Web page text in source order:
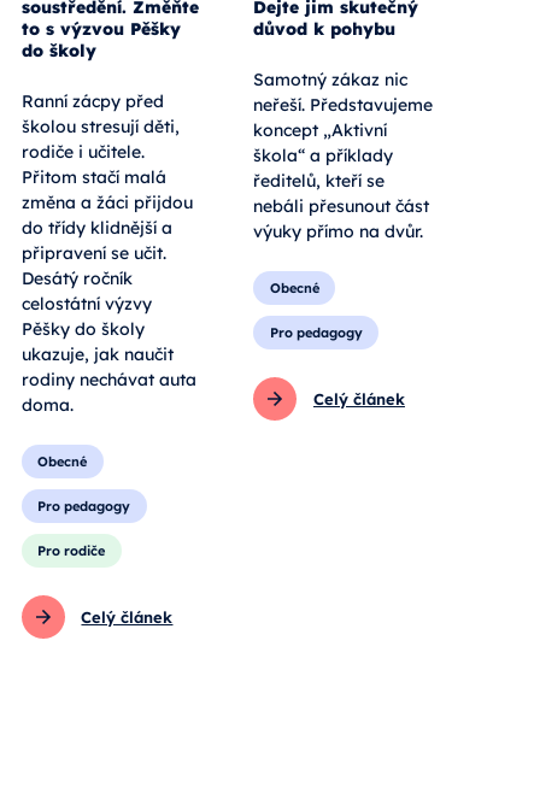
soustředění. Změňte
to s výzvou Pěšky
do školy
Ranní zácpy před
školou stresují děti,
rodiče i učitele.
Přitom stačí malá
změna a žáci přijdou
do třídy klidnější a
připravení se učit.
Desátý ročník
celostátní výzvy
Pěšky do školy
ukazuje, jak naučit
rodiny nechávat auta
doma.
Obecné
Pro pedagogy
Pro rodiče
Celý článek
Dejte jim skutečný
důvod k pohybu
Samotný zákaz nic
neřeší. Představujeme
koncept „Aktivní
škola“ a příklady
ředitelů, kteří se
nebáli přesunout část
výuky přímo na dvůr.
Obecné
Pro pedagogy
Celý článek